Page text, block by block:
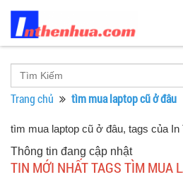
Trang chủ tìm mua laptop cũ ở đâu
tìm mua laptop cũ ở đâu, tags của In
Thông tin đang cập nhật
TIN MỚI NHẤT TAGS TÌM MUA